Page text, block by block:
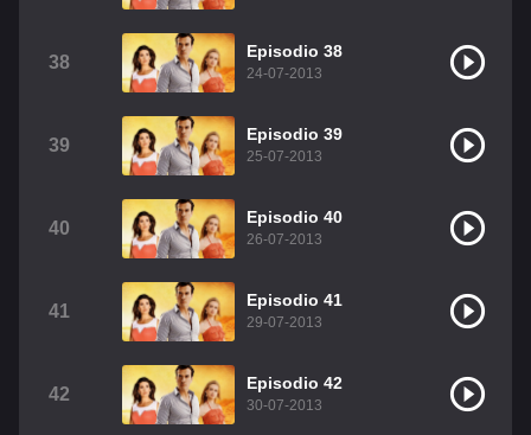
38
Episodio 38
24-07-2013
39
Episodio 39
25-07-2013
40
Episodio 40
26-07-2013
41
Episodio 41
29-07-2013
42
Episodio 42
30-07-2013